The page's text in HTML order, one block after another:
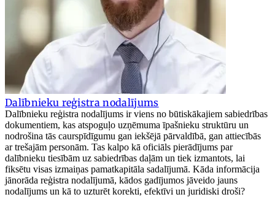
Dalībnieku reģistra nodalījums
Dalībnieku reģistra nodalījums ir viens no būtiskākajiem sabiedrības
dokumentiem, kas atspoguļo uzņēmuma īpašnieku struktūru un
nodrošina tās caurspīdīgumu gan iekšējā pārvaldībā, gan attiecībās
ar trešajām personām. Tas kalpo kā oficiāls pierādījums par
dalībnieku tiesībām uz sabiedrības daļām un tiek izmantots, lai
fiksētu visas izmaiņas pamatkapitāla sadalījumā. Kāda informācija
jānorāda reģistra nodalījumā, kādos gadījumos jāveido jauns
nodalījums un kā to uzturēt korekti, efektīvi un juridiski droši?